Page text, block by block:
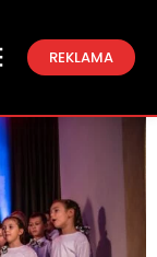
REKLAMA